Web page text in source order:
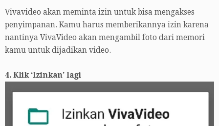
Vivavideo akan meminta izin untuk bisa mengakses
penyimpanan. Kamu harus memberikannya izin karena
nantinya VivaVideo akan mengambil foto dari memori
kamu untuk dijadikan video.
4. Klik ‘Izinkan’ lagi